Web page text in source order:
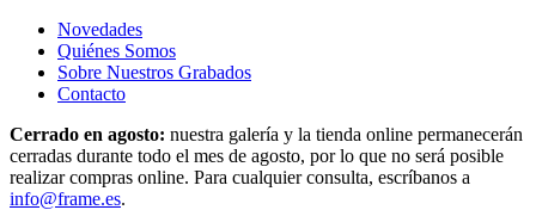
Novedades
Quiénes Somos
Sobre Nuestros Grabados
Contacto
Cerrado en agosto: nuestra galería y la tienda online permanecerán
cerradas durante todo el mes de agosto, por lo que no será posible
realizar compras online. Para cualquier consulta, escríbanos a
info@frame.es.